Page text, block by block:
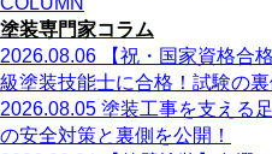
塗装専門家コラム
2026.08.06
【祝・国家資格合
級塗装技能士に合格！試験の
2026.08.05 塗装工事を支える
の安全対策と裏側を公開！